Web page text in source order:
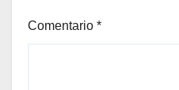
Comentario *